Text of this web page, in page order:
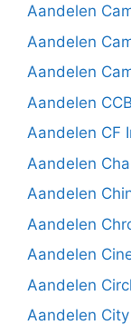
Aandelen
Aandelen
Aandelen
Aandelen
Aandelen CF
Aandelen
Aandelen
Aandelen
Aandelen
Aandelen
Aandelen